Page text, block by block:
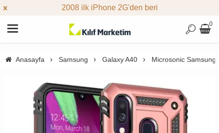
2008 ilk iPhone 2G'den beri
0
Anasayfa Samsung Galaxy A40 Microsonic Samsung